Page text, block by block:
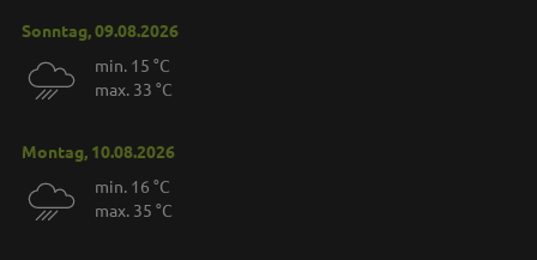
Sonntag, 09.08.2026
min. 15 °C
max. 33 °C
Montag, 10.08.2026
min. 16 °C
max. 35 °C